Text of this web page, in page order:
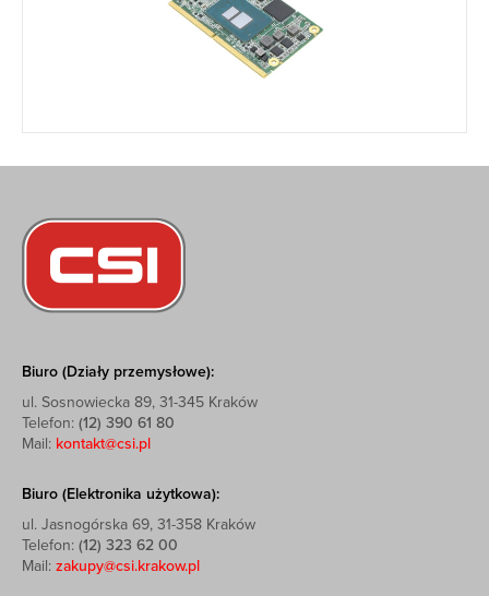
Biuro (Działy przemysłowe):
ul. Sosnowiecka 89, 31-345 Kraków
Telefon: (12) 390 61 80
Mail: kontakt@csi.pl
Biuro (Elektronika użytkowa):
ul. Jasnogórska 69, 31-358 Kraków
Telefon: (12) 323 62 00
Mail: zakupy@csi.krakow.pl